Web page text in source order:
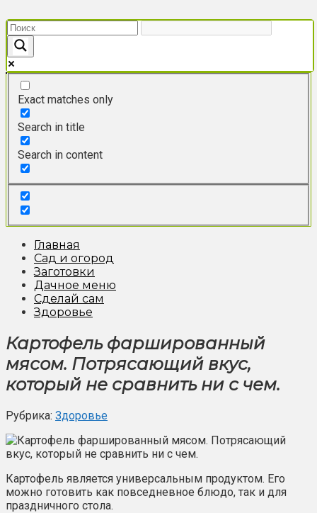
к
контенту
Exact matches only
Search in title
Search in content
Главная
Сад и огород
Заготовки
Дачное меню
Сделай сам
Здоровье
Картофель фаршированный
мясом. Потрясающий вкус,
который не сравнить ни с чем.
Рубрика: Здоровье
Картофель является универсальным продуктом. Его
можно готовить как повседневное блюдо, так и для
праздничного стола.